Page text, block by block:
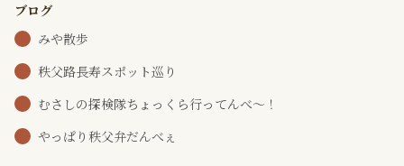
ブログ
みや散歩
秩父路長寿スポット巡り
むさしの探検隊ちょっくら行ってんべ～！
やっぱり秩父弁だんべぇ